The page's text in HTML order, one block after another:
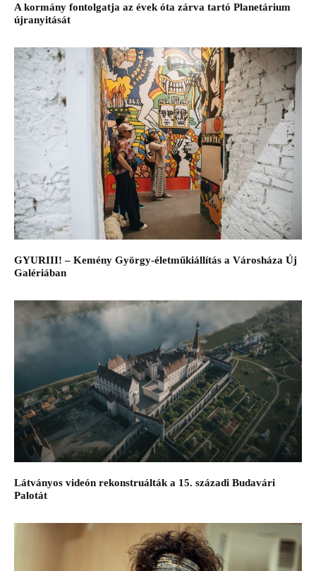
A kormány fontolgatja az évek óta zárva tartó Planetárium
újranyitását
GYURIII! – Kemény György-életműkiállítás a Városháza Új
Galériában
Látványos videón rekonstruálták a 15. századi Budavári
Palotát